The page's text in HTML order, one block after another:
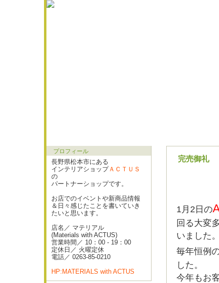
完売御礼
1月2日の
回る大変
いました
毎年恒例
した。
今年もお
プロフィール
長野県松本市にある
インテリアショップＡＣＴＵＳ
の
パートナーショップです。
お店でのイベントや新商品情報
＆日々感じたことを書いていき
たいと思います。
店名／ マテリアル
(Materials with ACTUS)
営業時間／ 10：00 - 19：00
定休日／ 火曜定休
電話／ 0263-85-0210
HP:MATERIALS with ACTUS